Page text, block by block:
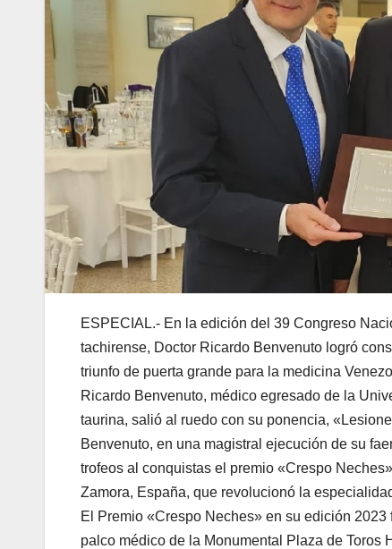
ESPECIAL.- En la edición del 39 Congreso
tachirense, Doctor Ricardo Benvenuto logró
triunfo de puerta grande para la medicina
Ricardo Benvenuto, médico egresado de la
taurina, salió al ruedo con su ponencia,
Benvenuto, en una magistral ejecución de su
trofeos al conquistas el premio «Crespo
Zamora, España, que revolucionó la
El Premio «Crespo Neches» en su edición
palco médico de la Monumental Plaza de